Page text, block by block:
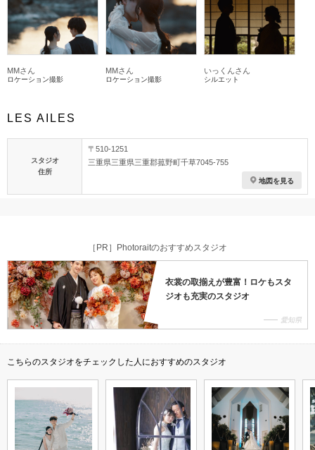
MMさん
ロケーション撮影
MMさん
ロケーション撮影
いっくんさん
シルエット
LES AILES
スタジオ
住所
〒510-1251
三重県三重県三重郡菰野町千草7045-755
地図を見る
［PR］Photoraitのおすすめスタジオ
衣裳の取揃えが豊富！ロケもスタ
ジオも充実のスタジオ
愛知県
こちらのスタジオをチェックした人におすすめのスタジオ